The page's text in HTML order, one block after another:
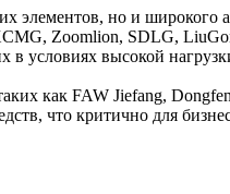
элементов, но и широкого
Zoomlion, SDLG,
условиях высокой
как FAW Jiefang,
что критично для